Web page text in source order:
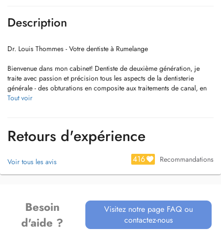
Description
Dr. Louis Thommes - Votre dentiste à Rumelange
Bienvenue dans mon cabinet! Dentiste de deuxième génération, je
traite avec passion et précision tous les aspects de la dentisterie
générale - des obturations en composite aux traitements de canal, en
passant par les restaurations esthétiques en céramique.
des dents de sagesse et l'implantologie. J'utilise des techniques
modernes et j'accorde une grande importance à une prise en charge
attentive afin de vous offrir le meilleur traitement possible.
N'hésitez pas à prendre rendez-vous, je serais ravi de vous accueillir !
Tout voir
Retours d'expérience
Voir tous les avis 416 Recommandations
Besoin
d'aide ?
Visitez notre page FAQ ou
contactez-nous